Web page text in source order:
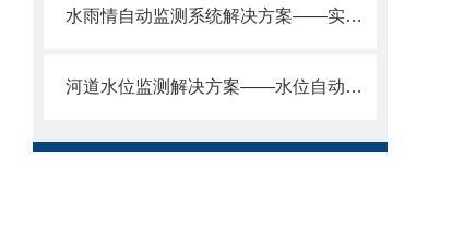
水雨情自动监测系统解决方案——实时监测水位雨量，自动报警防汛减灾
河道水位监测解决方案——水位自动监测系统：不受温度、湿度、气压影响。